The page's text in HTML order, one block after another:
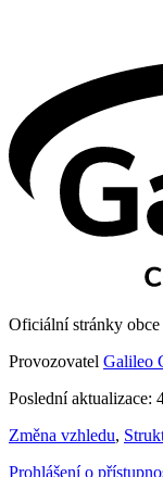
Oficiální stránky
Provozovatel Galileo
Poslední aktualizace:
Změna vzhledu,
Prohlášení o